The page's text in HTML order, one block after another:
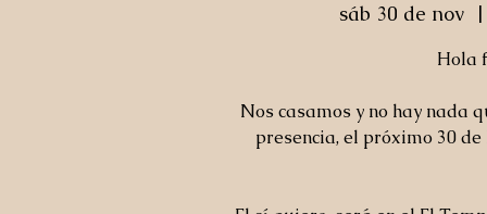
sáb 30 de nov
Hola
Nos casamos y no hay nada
presencia, el próximo 30